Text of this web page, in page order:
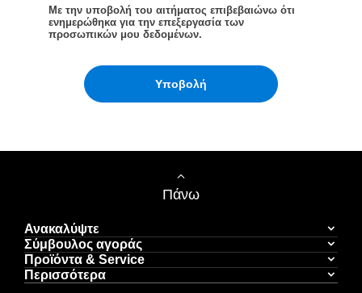
Με την υποβολή του αιτήματος επιβεβαιώνω ότι
ενημερώθηκα για την επεξεργασία των
προσωπικών μου δεδομένων.
Υποβολή
Πάνω
Ανακαλύψτε
Σύμβουλος αγοράς
Προϊόντα & Service
Περισσότερα